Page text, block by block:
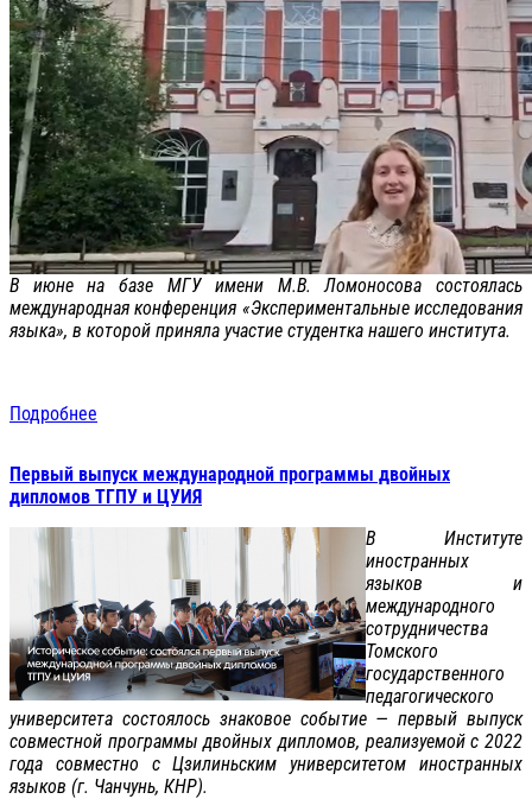
В июне на базе МГУ имени М.В. Ломоносова состоялась
международная конференция «Экспериментальные исследования
языка», в которой приняла участие студентка нашего института.
Подробнее
Первый выпуск международной программы двойных
дипломов ТГПУ и ЦУИЯ
В Институте
иностранных
языков и
международного
сотрудничества
Томского
государственного
педагогического
университета состоялось знаковое событие — первый выпуск
совместной программы двойных дипломов, реализуемой с 2022
года совместно с Цзилиньским университетом иностранных
языков (г. Чанчунь, КНР).